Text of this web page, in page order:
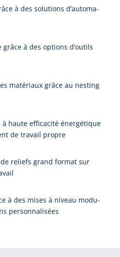
à des so­lu­tions d’au­to­ma­
grâ­ce à des op­tions d’ou­tils
ma­té­ri­aux grâ­ce au nes­ting
hau­te ef­fi­ca­ci­té é­ner­gé­ti­que
de tra­vail pro­pre
de re­liefs grand for­mat sur
à des mi­ses à ni­veau mo­du­
per­son­na­li­sées